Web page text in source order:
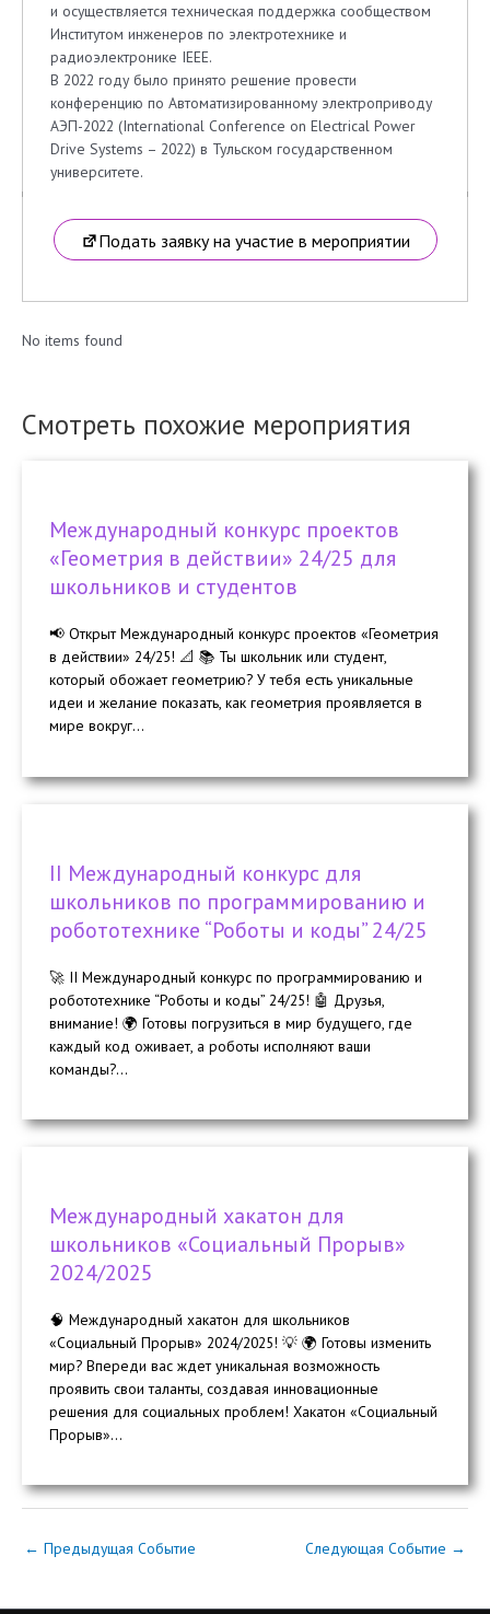
и осуществляется техническая поддержка сообществом
Институтом инженеров по электротехнике и
радиоэлектронике IEEE.
В 2022 году было принято решение провести
конференцию по Автоматизированному электроприводу
АЭП-2022 (International Conference on Electrical Power
Drive Systems – 2022) в Тульском государственном
университете.
Подать заявку на участие в мероприятии
No items found
Смотреть похожие мероприятия
Международный конкурс проектов
«Геометрия в действии» 24/25 для
школьников и студентов
📢 Открыт Международный конкурс проектов «Геометрия
в действии» 24/25! 📐 📚 Ты школьник или студент,
который обожает геометрию? У тебя есть уникальные
идеи и желание показать, как геометрия проявляется в
мире вокруг...
II Международный конкурс для
школьников по программированию и
робототехнике “Роботы и коды” 24/25
🚀 II Международный конкурс по программированию и
робототехнике “Роботы и коды” 24/25! 🤖 Друзья,
внимание! 🌍 Готовы погрузиться в мир будущего, где
каждый код оживает, а роботы исполняют ваши
команды?...
Международный хакатон для
школьников «Социальный Прорыв»
2024/2025
🧠 Международный хакатон для школьников
«Социальный Прорыв» 2024/2025! 💡 🌍 Готовы изменить
мир? Впереди вас ждет уникальная возможность
проявить свои таланты, создавая инновационные
решения для социальных проблем! Хакатон «Социальный
Прорыв»...
← Предыдущая Событие Следующая Событие →